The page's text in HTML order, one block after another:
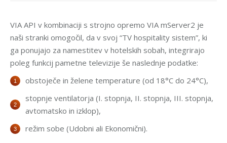
VIA API v kombinaciji s strojno opremo VIA mServer2 je
naši stranki omogočil, da v svoj “TV hospitality sistem”, ki
ga ponujajo za namestitev v hotelskih sobah, integrirajo
poleg funkcij pametne televizije še naslednje podatke:
obstoječe in želene temperature (od 18°C do 24°C),
stopnje ventilatorja (I. stopnja, II. stopnja, III. stopnja,
avtomatsko in izklop),
režim sobe (Udobni ali Ekonomični).